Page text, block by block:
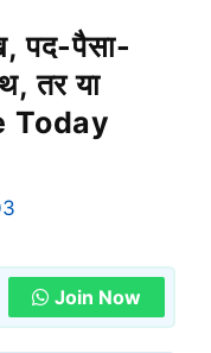
पद-पैसा-
तर या
Today
Join Now